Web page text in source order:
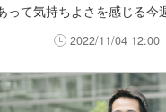
って気持ちよさを感じる今
2022/11/04 12:00